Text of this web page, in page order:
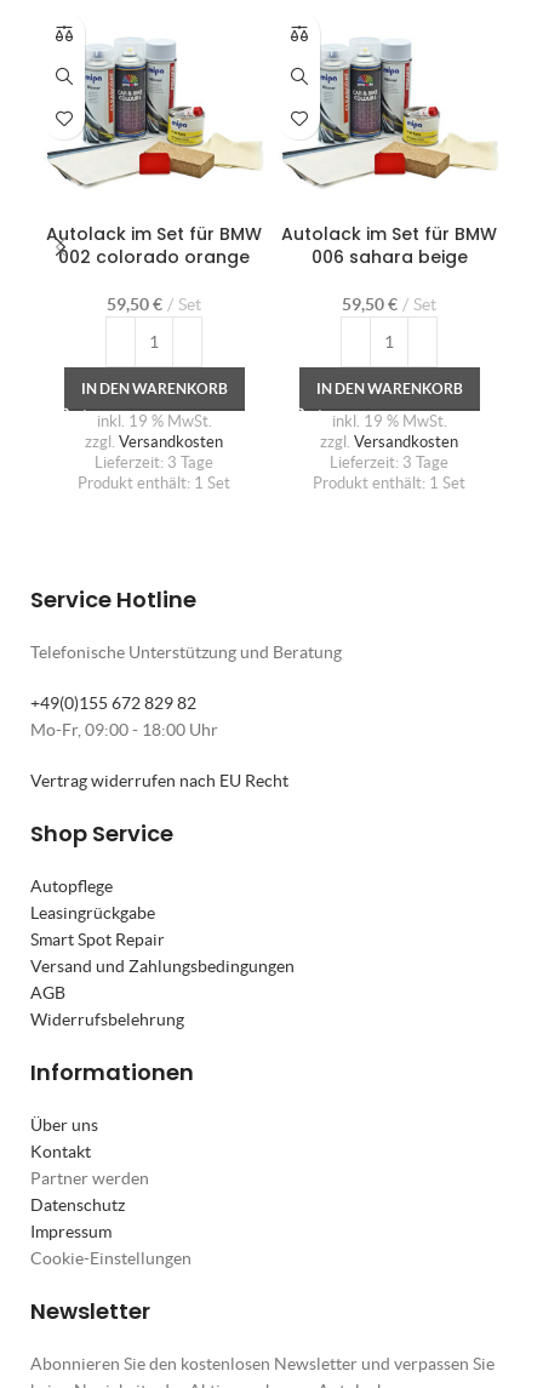
Autolack im Set für BMW
002 colorado orange
59,50€ Set
IN DEN WARENKORB
inkl. 19 % MwSt.
zzgl. Versandkosten
Lieferzeit: 3 Tage
Produkt enthält: 1 Set
Autolack im Set für BMW
006 sahara beige
59,50€ Set
IN DEN WARENKORB
inkl. 19 % MwSt.
zzgl. Versandkosten
Lieferzeit: 3 Tage
Produkt enthält: 1 Set
Service Hotline
Telefonische Unterstützung und Beratung
+49(0)155 672 829 82
Mo-Fr, 09:00 - 18:00 Uhr
Vertrag widerrufen nach EU Recht
Shop Service
Autopflege
Leasingrückgabe
Smart Spot Repair
Versand und Zahlungsbedingungen
AGB
Widerrufsbelehrung
Informationen
Über uns
Kontakt
Partner werden
Datenschutz
Impressum
Cookie-Einstellungen
Newsletter
Abonnieren Sie den kostenlosen Newsletter und verpassen Sie